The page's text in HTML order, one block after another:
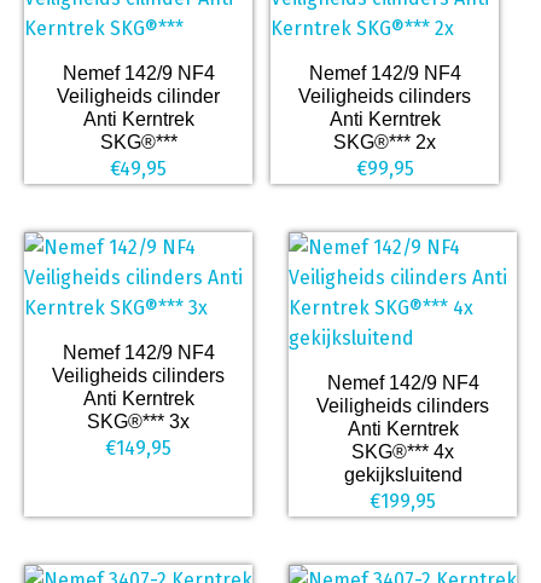
Nemef 142/9 NF4
Veiligheids cilinder
Anti Kerntrek
SKG®***
€49,95
Nemef 142/9 NF4
Veiligheids cilinders
Anti Kerntrek
SKG®*** 2x
€99,95
Nemef 142/9 NF4
Veiligheids cilinders
Anti Kerntrek
SKG®*** 3x
€149,95
Nemef 142/9 NF4
Veiligheids cilinders
Anti Kerntrek
SKG®*** 4x
gekijksluitend
€199,95